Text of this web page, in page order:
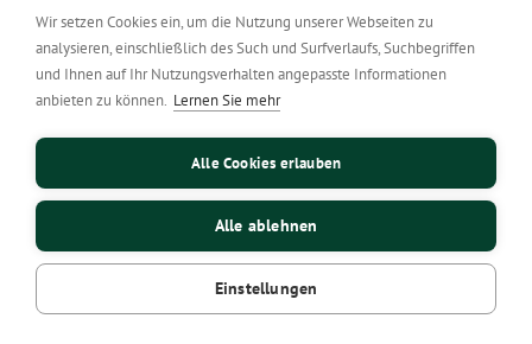
Wir setzen Cookies ein, um die Nutzung unserer Webseiten zu
analysieren, einschließlich des Such und Surfverlaufs, Suchbegriffen
und Ihnen auf Ihr Nutzungsverhalten angepasste Informationen
anbieten zu können. Lernen Sie mehr
Alle Cookies erlauben
Alle ablehnen
Einstellungen